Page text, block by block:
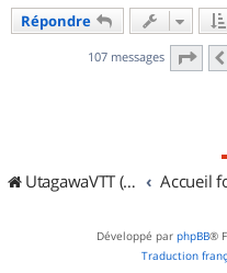
Répondre
107 messages Page
UtagawaVTT (Randos VTT et VTTAE avec traces GPS) Accueil
Développé par phpBB®
Traduction